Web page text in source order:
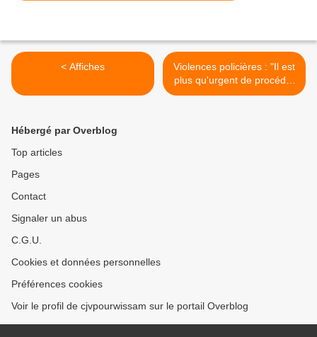
< Affiches
Violences policières : "Il est
plus qu'urgent de procéder
à une réforme globale",
Hébergé par Overblog
Top articles
Pages
Contact
Signaler un abus
C.G.U.
Cookies et données personnelles
Préférences cookies
Voir le profil de cjvpourwissam sur le portail Overblog